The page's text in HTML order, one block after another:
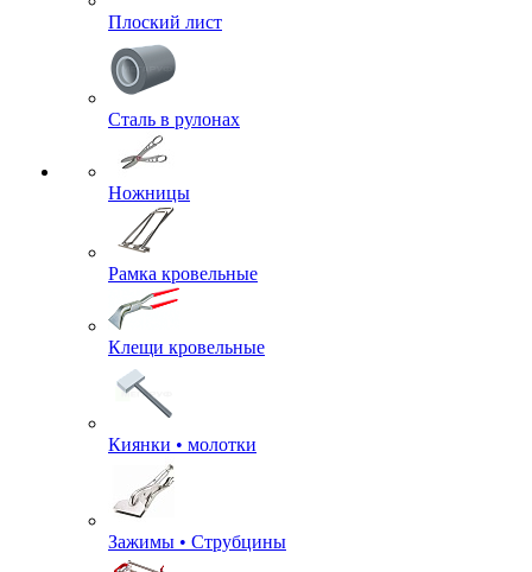
Плоский лист
Сталь в рулонах
Ножницы
Рамка кровельные
Клещи кровельные
Киянки • молотки
Зажимы • Струбцины